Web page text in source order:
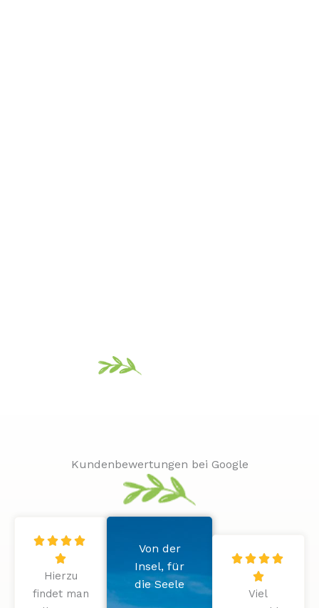
Kundenbewertungen bei Google
   

Bewertet
mit
5
von
Hierzu
findet man
Von der
Insel, für
die Seele
   

Bewertet
mit
5
Viel